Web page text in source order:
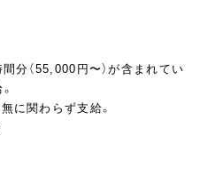
ンブランド『モンシェールシ
とつ丁寧に手作業で製造
用した限定商品を毎月販売
、商品開発にも携われるチャン
分（55,000円〜）が含まれてい
に関わらず支給。